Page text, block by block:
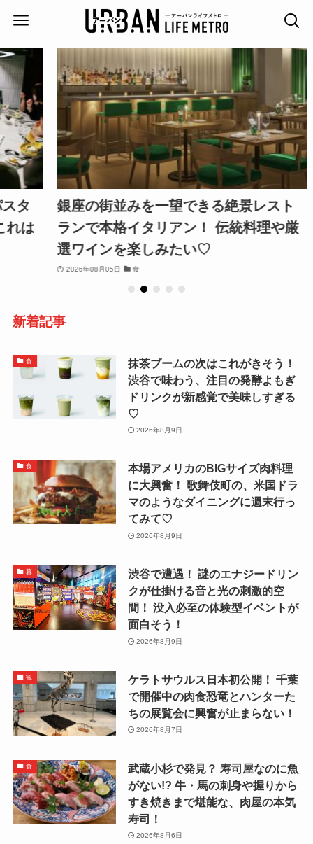
銀座の街並みを一望できる絶景レスト
ランで本格イタリアン！ 伝統料理や厳
選ワインを楽しみたい♡
2026年08月05日 食
新着記事
食
抹茶ブームの次はこれがきそう！
渋谷で味わう、注目の発酵よもぎ
ドリンクが新感覚で美味しすぎる
♡
2026年8月9日
食
本場アメリカのBIGサイズ肉料理
に大興奮！ 歌舞伎町の、米国ドラ
マのようなダイニングに週末行っ
てみて♡
2026年8月9日
暮
渋谷で遭遇！ 謎のエナジードリン
クが仕掛ける音と光の刺激的空
間！ 没入必至の体験型イベントが
面白そう！
2026年8月9日
観
ケラトサウルス日本初公開！ 千葉
で開催中の肉食恐竜とハンターた
ちの展覧会に興奮が止まらない！
2026年8月7日
食
武蔵小杉で発見？ 寿司屋なのに魚
がない!? 牛・馬の刺身や握りから
すき焼きまで堪能な、肉屋の本気
寿司！
2026年8月6日